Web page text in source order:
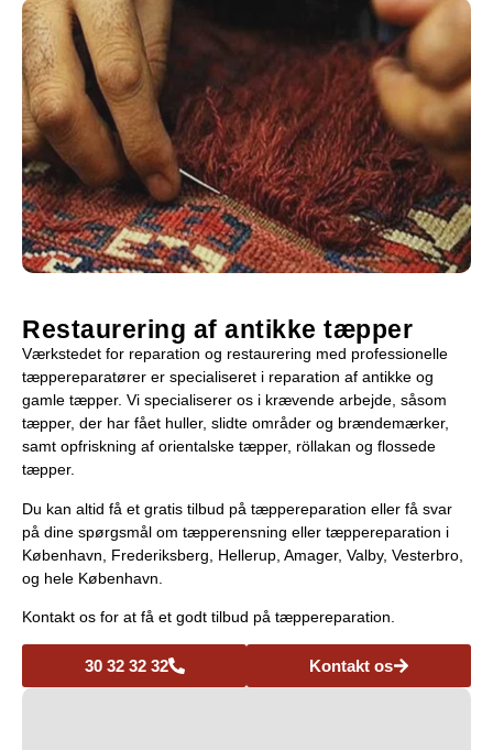
Restaurering af antikke tæpper
Værkstedet for reparation og restaurering med professionelle
tæppereparatører er specialiseret i reparation af antikke og
gamle tæpper. Vi specialiserer os i krævende arbejde, såsom
tæpper, der har fået huller, slidte områder og brændemærker,
samt opfriskning af orientalske tæpper, röllakan og flossede
tæpper.
Du kan altid få et gratis tilbud på tæppereparation eller få svar
på dine spørgsmål om tæpperensning eller tæppereparation i
København, Frederiksberg, Hellerup, Amager, Valby, Vesterbro,
og hele København.
Kontakt os for at få et godt tilbud på tæppereparation.
30 32 32 32 Kontakt os